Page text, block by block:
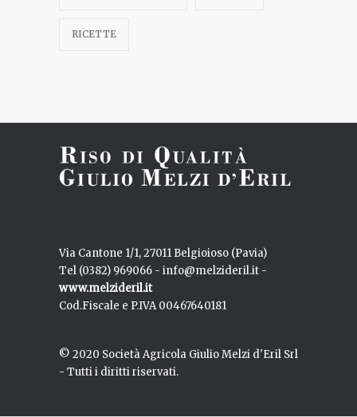
alla ricerca della qualità
RISOTTO ALLE ZUCCHINE E MENTA
RISOTTO AI GAMBERI E LIME
RISOTTO ALLO STRACCHINO CON
SOUFFLE’ DI RISO AL RAGU’
RICETTE
Via Cantone 1/1, 27011 Belgioioso (Pavia)
Tel (0382) 969066 - info@melzideril.it -
www.melzideril.it
Cod.Fiscale e P.IVA 00467640181
© 2020 Società Agricola Giulio Melzi d'Eril Srl
- Tutti i diritti riservati.